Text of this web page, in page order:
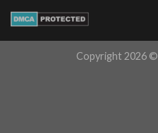
Copyright 2026 ©